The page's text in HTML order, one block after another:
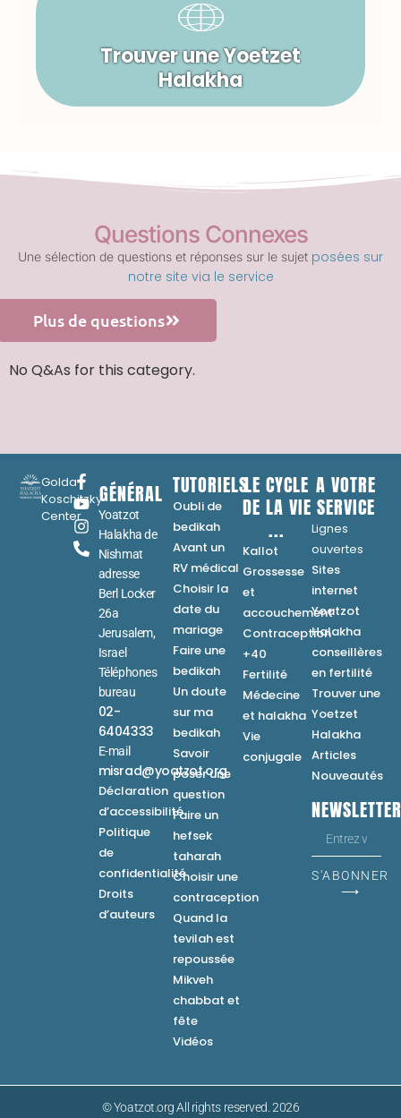
Trouver une Yoetzet
Halakha
Questions Connexes
Une sélection de questions et réponses sur le sujet posées sur
notre site via le service
Plus de questions
No Q&As for this category.
Golda
Koschitzky
Center
GÉNÉRAL
Yoatzot
Halakha de
Nishmat
adresse
Berl Locker
26a
Jerusalem,
Israel
Téléphones
bureau
02-
6404333
E-mail
misrad@yoatzot.org
Déclaration
d’accessibilité
Politique
de
confidentialité
Droits
d’auteurs
TUTORIELS
Oubli de
bedikah
Avant un
RV médical
Choisir la
date du
mariage
Faire une
bedikah
Un doute
sur ma
bedikah
Savoir
poser une
question
Faire un
hefsek
taharah
Choisir une
contraception
Quand la
tevilah est
repoussée
Mikveh
chabbat et
fête
Vidéos
LE CYCLE
DE LA VIE
...
Kallot
Grossesse
et
accouchement
Contraception
+40
Fertilité
Médecine
et halakha
Vie
conjugale
A VOTRE
SERVICE
Lignes
ouvertes
Sites
internet
Yoatzot
Halakha
conseillères
en fertilité
Trouver une
Yoetzet
Halakha
Articles
Nouveautés
S'ABONNER
⟶
© Yoatzot.org All rights reserved. 2026